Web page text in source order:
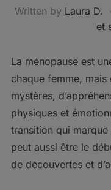
Written by Laura D.
et
La ménopause est
chaque femme,
mystères,
physiques et
transition qui
peut aussi être le
de découvertes et